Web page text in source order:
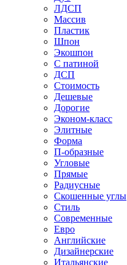
ЛДСП
Массив
Пластик
Шпон
Экошпон
С патиной
ДСП
Стоимость
Дешевые
Дорогие
Эконом-класс
Элитные
Форма
П-образные
Угловые
Прямые
Радиусные
Скошенные углы
Стиль
Современные
Евро
Английские
Дизайнерские
Итальянские